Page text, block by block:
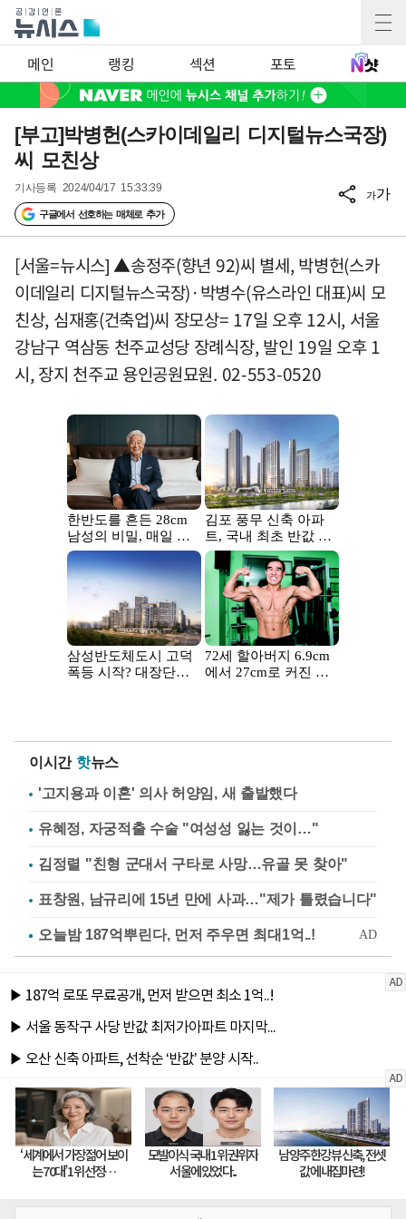
메인 랭킹 섹션 포토
[부고]박병헌(스카이데일리 디지털뉴스국장)
씨 모친상
기사등록 2024/04/17 15:33:39
구글에서 선호하는 매체로 추가
가가
[서울=뉴시스] ▲송정주(향년 92)씨 별세, 박병헌(스카
이데일리 디지털뉴스국장)·박병수(유스라인 대표)씨 모
친상, 심재홍(건축업)씨 장모상= 17일 오후 12시, 서울
강남구 역삼동 천주교성당 장례식장, 발인 19일 오후 1
시, 장지 천주교 용인공원묘원. 02-553-0520
이시간 핫뉴스
'고지용과 이혼' 의사 허양임, 새 출발했다
유혜정, 자궁적출 수술 "여성성 잃는 것이…"
김정렬 "친형 군대서 구타로 사망…유골 못 찾아"
표창원, 남규리에 15년 만에 사과…"제가 틀렸습니다"